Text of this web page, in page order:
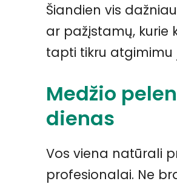
Šiandien vis
ar pažįstamų, kurie
tapti tikru atgimimu
Medžio
dienas
Vos viena natūrali
profesionalai. Ne